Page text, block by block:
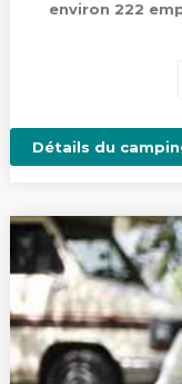
environ 222
Détails du